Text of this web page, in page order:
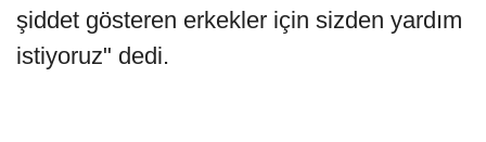
şiddet gösteren erkekler için sizden yardım
istiyoruz" dedi.